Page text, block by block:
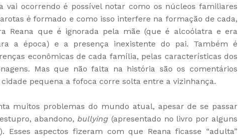
vai ocorrendo é possível notar como os núcleos familiares
é formado e como isso interfere na formação de cada,
Reana que é ignorada pela mãe (que é alcoólatra e era
a época) e a presença inexistente do pai. Também é
econômicas de cada família, pelas características dos
Mas que não falta na história são os comentários
pequena a fofoca corre solta entre a vizinhança.
muitos problemas do mundo atual, apesar de se passar
abandono, bullying(apresentado no livro por alguns
Esses aspectos fizeram com que Reana ficasse “adulta”